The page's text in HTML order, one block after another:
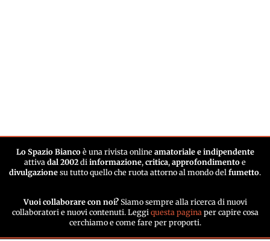
Lo Spazio Biancoè una rivista online amatoriale e indipendente
attiva dal 2002 di informazione, critica, approfondimento e
divulgazione su tutto quello che ruota attorno al mondo del fumetto.
Vuoi collaborare con noi? Siamo sempre alla ricerca di nuovi
collaboratori e nuovi contenuti. Leggi questa paginaper capire cosa
cerchiamo e come fare per proporti.